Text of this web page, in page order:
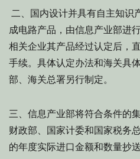
二、国内设计并具有自主知识
成电路产品，由信息产业部进
相关企业其产品经过认定后，
手续。具体认定办法和海关具
部、海关总署另行制定。
三、信息产业部将符合条件的
财政部、国家计委和国家税务
的年度实际进口金额和数量抄